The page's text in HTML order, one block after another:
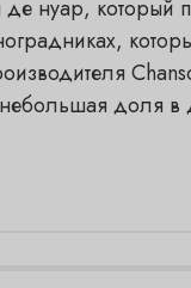
нуар, который
доля в